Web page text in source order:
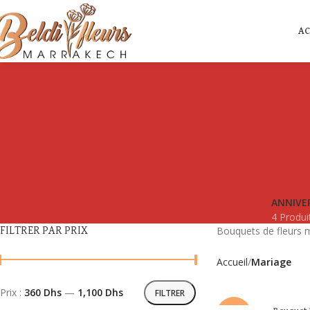
4
FILTRER PAR PRIX
FILTRER
Prix : 360 Dhs — 1,100 Dhs
Bouquets de fleurs
Accueil Mariage